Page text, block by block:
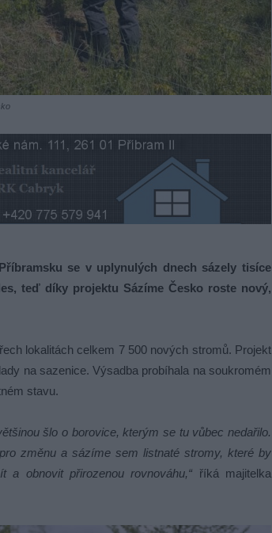
se v uplynulých dnech sázely tisíce
teď díky projektu Sázíme Česko roste nový,
lokalitách celkem 7 500 nových stromů. Projekt
na sazenice. Výsadba probíhala na soukromém
stavu.
šlo o borovice, kterým se tu vůbec nedařilo.
změnu a sázíme sem listnaté stromy, které by
obnovit přirozenou rovnováhu,“ říká majitelka